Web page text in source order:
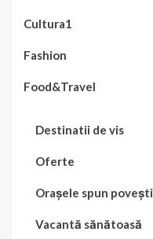
Cultura1
Fashion
Food&Travel
Destinatii de vis
Oferte
Orașele spun povești
Vacantă sănătoasă